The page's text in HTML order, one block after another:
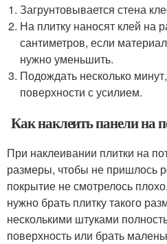
Загрунтовывается стена
На плитку наносят клей на
сантиметров, если
нужно уменьшить.
Подождать несколько
поверхности с усилием.
Как наклеить панели на
При наклеивании плитки на
размеры, чтобы не пришлось
покрытие не смотрелось
нужно брать плитку такого
несколькими штуками
поверхность или брать